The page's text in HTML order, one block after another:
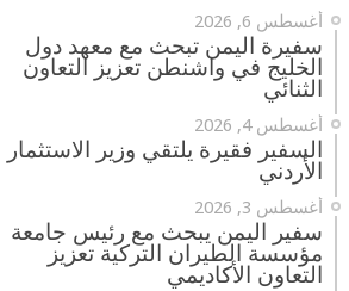
أغسطس 6, 2026
سفيرة اليمن تبحث مع معهد دول
الخليج في واشنطن تعزيز التعاون
الثنائي
أغسطس 4, 2026
السفير فقيرة يلتقي وزير الاستثمار
الأردني
أغسطس 3, 2026
سفير اليمن يبحث مع رئيس جامعة
مؤسسة الطيران التركية تعزيز
التعاون الأكاديمي